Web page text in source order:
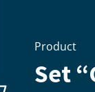
Product
Set